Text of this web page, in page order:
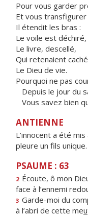
Pour vous garder
Et vous transfigurer
Il étendit les bras :
Le voile est déchiré,
Le livre, descellé,
Qui retenaient caché
Le Dieu de vie.
Pourquoi ne pas
Depuis le jour du
Vous savez bien
ANTIENNE
L’innocent a été
pleure un fils unique.
PSAUME : 63
2 Écoute, ô mon
face à l’ennemi
3 Garde-moi du
à l’abri de cette meu